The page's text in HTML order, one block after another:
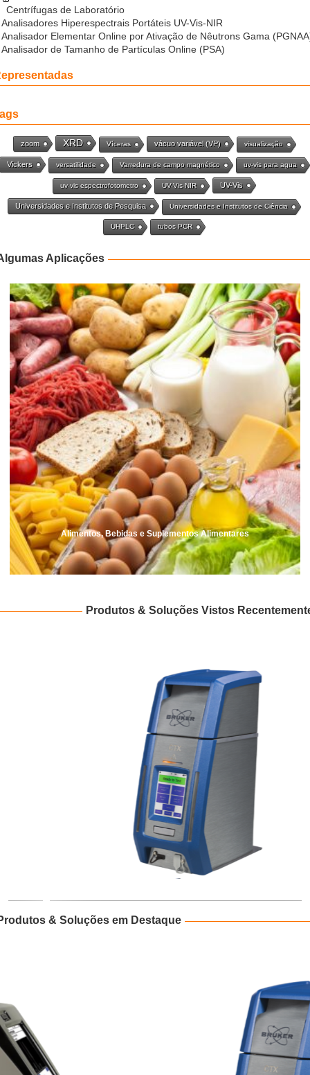
Centrífugas de Laboratório
Analisadores Hiperespectrais Portáteis UV-Vis-NIR
Analisador Elementar Online por Ativação de Nêutrons Gama
Analisador de Tamanho de Partículas Online (PSA)
zoom XRD Víceras vácuo variável (VP) visualização
Vickers versatilidade Varredura de campo magnético uv-vis para agua
uv-vis espectrofotometro UV-Vis-NIR UV-Vis
Universidades e Institutos de Pesquisa Universidades e Institutos de Ciência
UHPLC tubos PCR
Aplicações
Alimentos, Bebidas e Suplementos Alimentares
Produtos & Soluções Vistos
& Soluções em Destaque